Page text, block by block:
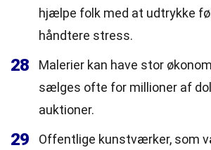
hjælpe folk med at udtrykke
håndtere stress.
28
Malerier kan have stor
sælges ofte for millioner af
auktioner.
29
Offentlige kunstværker, som